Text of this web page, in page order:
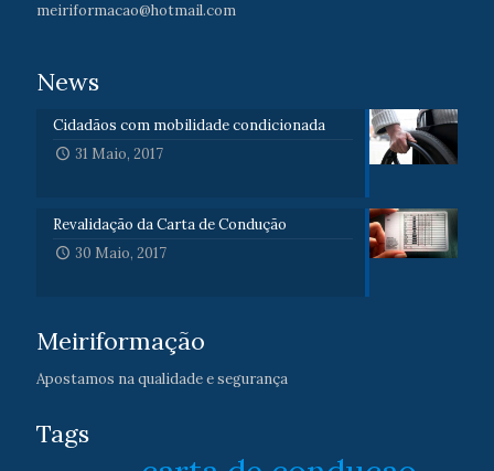
meiriformacao@hotmail.com
News
Cidadãos com mobilidade condicionada
31 Maio, 2017
Revalidação da Carta de Condução
30 Maio, 2017
Meiriformação
Apostamos na qualidade e segurança
Tags